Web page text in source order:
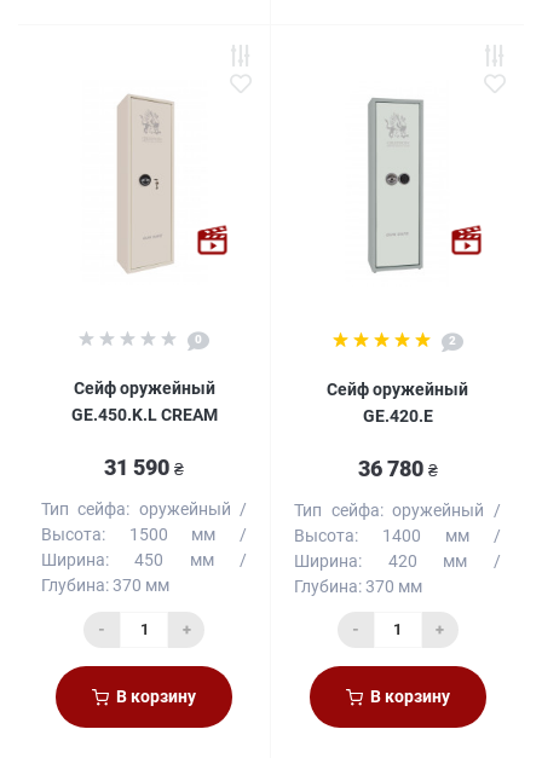
0
Сейф оружейный
GE.450.K.L CREAM
31 590 ₴
Тип сейфа: оружейный
Высота:
1500 мм
Ширина:
450 мм
Глубина:370 мм
- +
В корзину
2
Сейф оружейный
GE.420.E
36 780 ₴
Тип сейфа: оружейный
Высота:
1400 мм
Ширина:
420 мм
Глубина:370 мм
- +
В корзину